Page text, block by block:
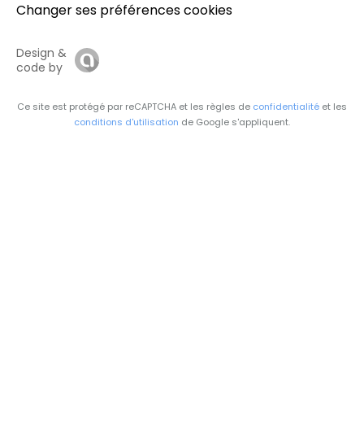
Changer ses préférences cookies
Design &
code by
Ce site est protégé par reCAPTCHA et les règles de confidentialité et les
conditions d'utilisation de Google s'appliquent.